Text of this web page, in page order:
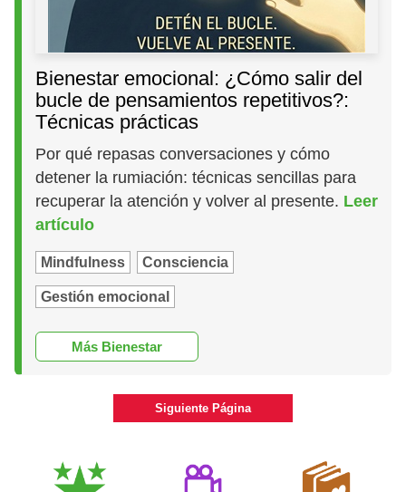
Bienestar emocional: ¿Cómo salir del
bucle de pensamientos repetitivos?:
Técnicas prácticas
Por qué repasas conversaciones y cómo
detener la rumiación: técnicas sencillas para
recuperar la atención y volver al presente. Leer
artículo
Mindfulness Consciencia
Gestión emocional
Más Bienestar
Siguiente Página